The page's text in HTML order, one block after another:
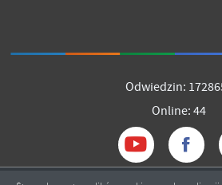
Odwiedzin:
Online: 44